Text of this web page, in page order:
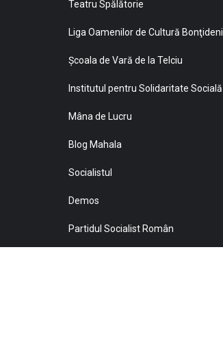
Teatru Spălătorie
Liga Oamenilor de Cultură Bonţideni
Şcoala de Vară de la Telciu
Institutul pentru Solidaritate Socială
Mâna de Lucru
Blog Mahala
Socialistul
Demos
Partidul Socialist Român